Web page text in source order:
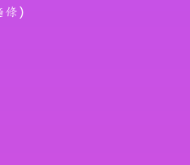
條)